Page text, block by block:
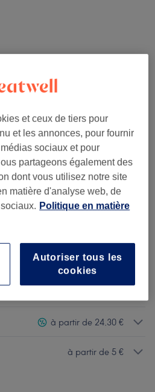
40,50 €
jusqu'à 10%
?
liste de prestations
à partir de 18 €
à partir de 24,30 €
à partir de 5 €
et ceux de tiers pour
et les annonces, pour fournir
sociaux et pour
partageons également des
dont vous utilisez notre site
matière d'analyse web, de
Politique en matière
Autoriser tous les
cookies